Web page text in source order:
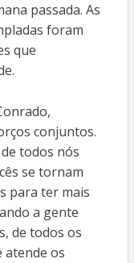
passada. As
foram
que
conjuntos.
todos nós
se tornam
para ter mais
a gente
de todos os
os